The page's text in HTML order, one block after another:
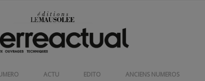
ACTU EDITO ANCIENS NUMEROS